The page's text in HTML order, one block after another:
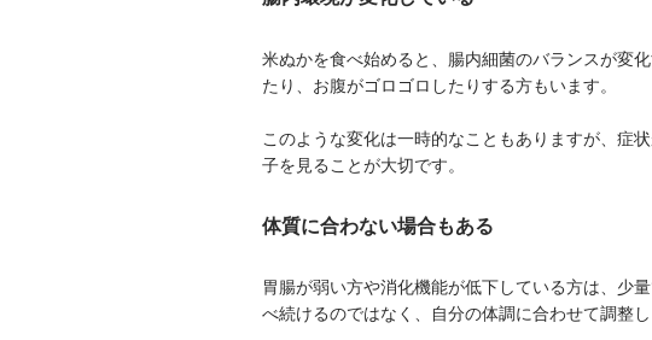
米ぬかを食べ始めると、腸内細菌のバランスが変
たり、お腹がゴロゴロしたりする方もいます。
このような変化は一時的なこともありますが、症
子を見ることが大切です。
体質に合わない場合もある
胃腸が弱い方や消化機能が低下している方は、少
べ続けるのではなく、自分の体調に合わせて調整し